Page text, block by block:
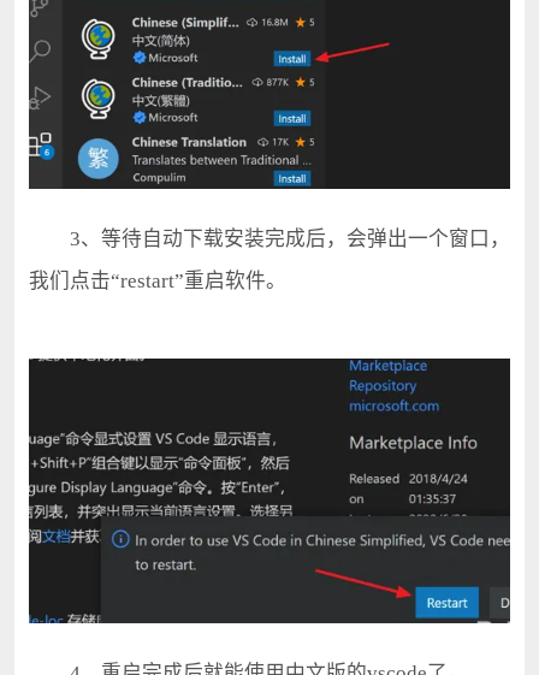
3、等待自动下载安装完成后，会弹出一个窗口，
我们点击“restart”重启软件。